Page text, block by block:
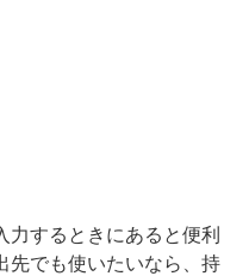
力するときにあると便利
先でも使いたいなら、持